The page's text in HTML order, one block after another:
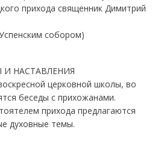
прихода священник Димитрий
собором)
И НАСТАВЛЕНИЯ
церковной школы, во
беседы с прихожанами.
прихода предлагаются
духовные темы.